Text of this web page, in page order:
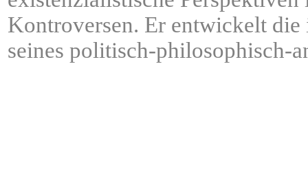
Kontroversen. Er entwickelt die
seines politisch-philosophisch-